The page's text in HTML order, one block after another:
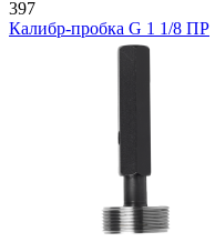
397
Калибр-пробка G 1 1/8 ПР